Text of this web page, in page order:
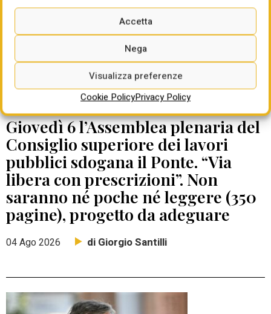
Accetta
Nega
Visualizza preferenze
Cookie PolicyPrivacy Policy
DATE DA RICORDARE
Giovedì 6 l’Assemblea plenaria del
Consiglio superiore dei lavori
pubblici sdogana il Ponte. “Via
libera con prescrizioni”. Non
saranno né poche né leggere (350
pagine), progetto da adeguare
04 Ago 2026 di Giorgio Santilli